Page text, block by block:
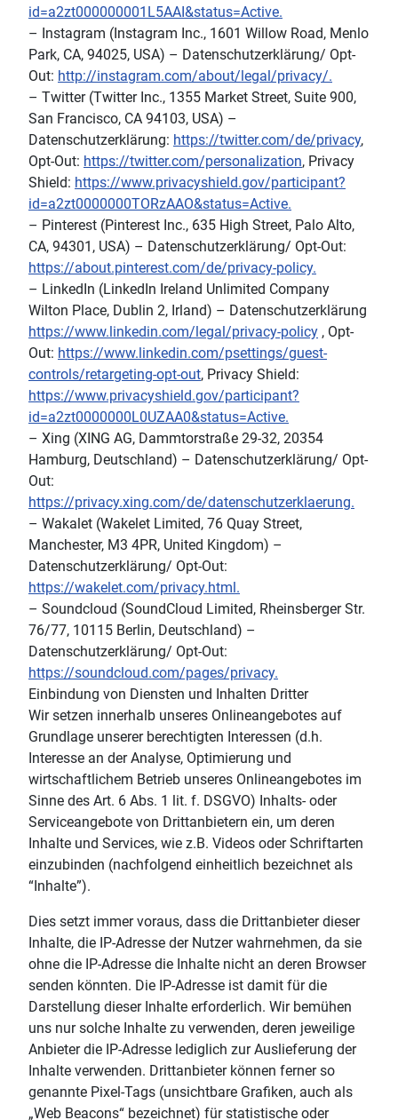
id=a2zt000000001L5AAI&status=Active.
– Instagram (Instagram Inc., 1601 Willow Road, Menlo
Park, CA, 94025, USA) – Datenschutzerklärung/ Opt-
Out: http://instagram.com/about/legal/privacy/.
– Twitter (Twitter Inc., 1355 Market Street, Suite 900,
San Francisco, CA 94103, USA) –
Datenschutzerklärung: https://twitter.com/de/privacy,
Opt-Out: https://twitter.com/personalization, Privacy
Shield: https://www.privacyshield.gov/participant?
id=a2zt0000000TORzAAO&status=Active.
– Pinterest (Pinterest Inc., 635 High Street, Palo Alto,
CA, 94301, USA) – Datenschutzerklärung/ Opt-Out:
https://about.pinterest.com/de/privacy-policy.
– LinkedIn (LinkedIn Ireland Unlimited Company
Wilton Place, Dublin 2, Irland) – Datenschutzerklärung
https://www.linkedin.com/legal/privacy-policy , Opt-
Out: https://www.linkedin.com/psettings/guest-
controls/retargeting-opt-out, Privacy Shield:
https://www.privacyshield.gov/participant?
id=a2zt0000000L0UZAA0&status=Active.
– Xing (XING AG, Dammtorstraße 29-32, 20354
Hamburg, Deutschland) – Datenschutzerklärung/ Opt-
Out:
https://privacy.xing.com/de/datenschutzerklaerung.
– Wakalet (Wakelet Limited, 76 Quay Street,
Manchester, M3 4PR, United Kingdom) –
Datenschutzerklärung/ Opt-Out:
https://wakelet.com/privacy.html.
– Soundcloud (SoundCloud Limited, Rheinsberger Str.
76/77, 10115 Berlin, Deutschland) –
Datenschutzerklärung/ Opt-Out:
https://soundcloud.com/pages/privacy.
Einbindung von Diensten und Inhalten Dritter
Wir setzen innerhalb unseres Onlineangebotes auf
Grundlage unserer berechtigten Interessen (d.h.
Interesse an der Analyse, Optimierung und
wirtschaftlichem Betrieb unseres Onlineangebotes im
Sinne des Art. 6 Abs. 1 lit. f. DSGVO) Inhalts- oder
Serviceangebote von Drittanbietern ein, um deren
Inhalte und Services, wie z.B. Videos oder Schriftarten
einzubinden (nachfolgend einheitlich bezeichnet als
“Inhalte”).
Dies setzt immer voraus, dass die Drittanbieter dieser
Inhalte, die IP-Adresse der Nutzer wahrnehmen, da sie
ohne die IP-Adresse die Inhalte nicht an deren Browser
senden könnten. Die IP-Adresse ist damit für die
Darstellung dieser Inhalte erforderlich. Wir bemühen
uns nur solche Inhalte zu verwenden, deren jeweilige
Anbieter die IP-Adresse lediglich zur Auslieferung der
Inhalte verwenden. Drittanbieter können ferner so
genannte Pixel-Tags (unsichtbare Grafiken, auch als
„Web Beacons“ bezeichnet) für statistische oder